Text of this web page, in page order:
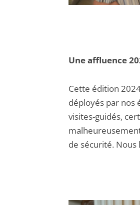
Une affluence
Cette édition
déployés par nos
visites-guidés,
de sécurité. Nous